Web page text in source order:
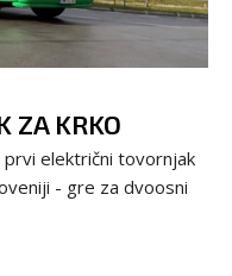
ZA KRKO
električni tovornjak
- gre za dvoosni